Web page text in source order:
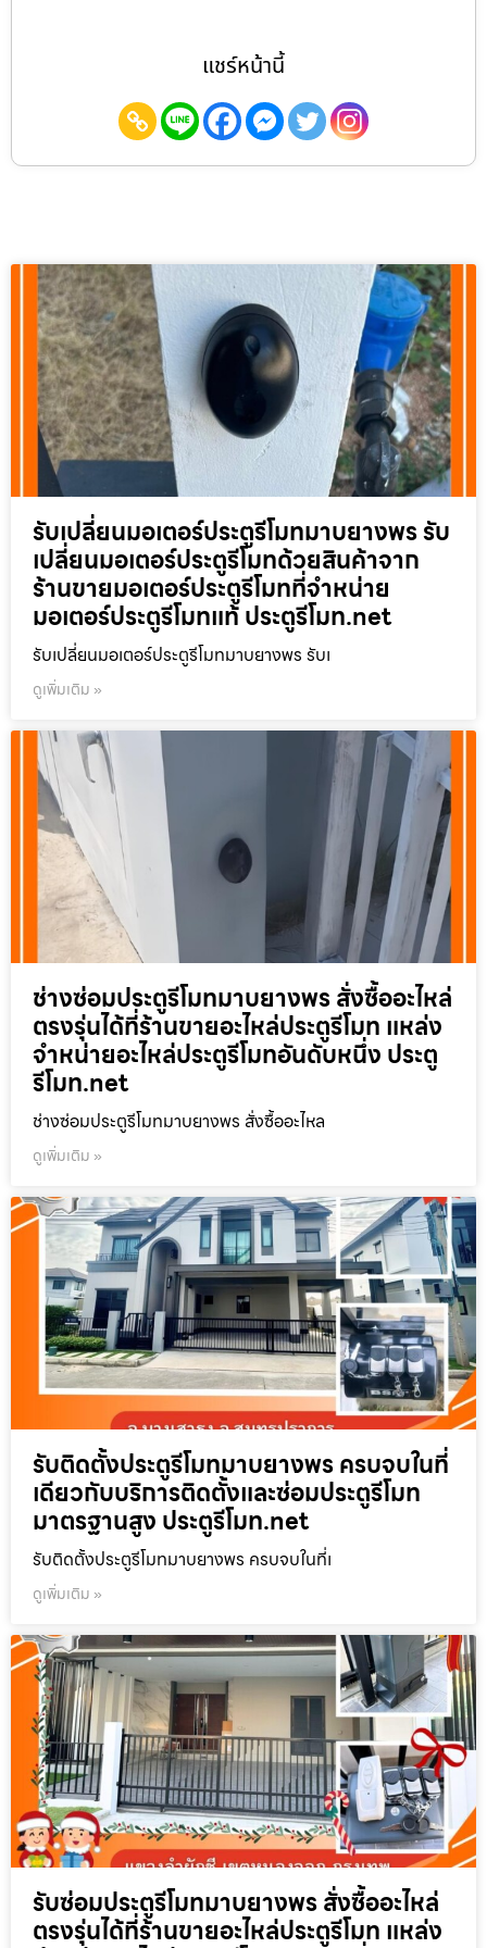
แชร์หน้านี้
รับเปลี่ยนมอเตอร์ประตูรีโมทมาบยางพร รับ
เปลี่ยนมอเตอร์ประตูรีโมทด้วยสินค้าจาก
ร้านขายมอเตอร์ประตูรีโมทที่จำหน่าย
มอเตอร์ประตูรีโมทแท้ ประตูรีโมท.net
รับเปลี่ยนมอเตอร์ประตูรีโมทมาบยางพร รับเ
ดูเพิ่มเติม »
ช่างซ่อมประตูรีโมทมาบยางพร สั่งซื้ออะไหล่
ตรงรุ่นได้ที่ร้านขายอะไหล่ประตูรีโมท แหล่ง
จำหน่ายอะไหล่ประตูรีโมทอันดับหนึ่ง ประตู
รีโมท.net
ช่างซ่อมประตูรีโมทมาบยางพร สั่งซื้ออะไหล
ดูเพิ่มเติม »
รับติดตั้งประตูรีโมทมาบยางพร ครบจบในที่
เดียวกับบริการติดตั้งและซ่อมประตูรีโมท
มาตรฐานสูง ประตูรีโมท.net
รับติดตั้งประตูรีโมทมาบยางพร ครบจบในที่เ
ดูเพิ่มเติม »
รับซ่อมประตูรีโมทมาบยางพร สั่งซื้ออะไหล่
ตรงรุ่นได้ที่ร้านขายอะไหล่ประตูรีโมท แหล่ง